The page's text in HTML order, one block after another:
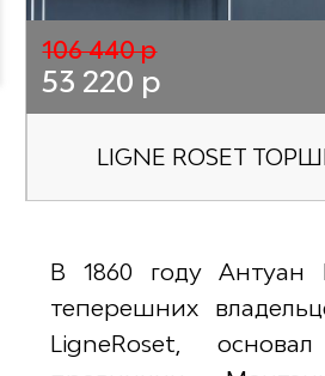
106 440 р
53 220 р
LIGNE ROSET
В 1860 году Антуан
теперешних
LigneRoset,